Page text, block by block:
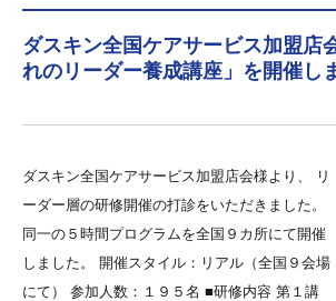
ダスキン全国ケアサービス加盟店
れのリーダー養成講座」を開催し
ダスキン全国ケアサービス加盟店会様より、 リ
ーダー層の研修開催の打診をいただきました。
同一の５時間プログラムを全国９カ所にて開催
しました。 開催スタイル：リアル（全国９会場
にて） 参加人数：１９５名 ■研修内容 第１講